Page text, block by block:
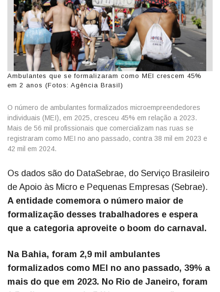
Ambulantes que se formalizaram como MEI crescem 45%
em 2 anos (Fotos: Agência Brasil)
O número de ambulantes formalizados microempreendedores
individuais (MEI), em 2025, cresceu 45% em relação a 2023.
Mais de 56 mil profissionais que comercializam nas ruas se
registraram como MEI no ano passado, contra 38 mil em 2023 e
42 mil em 2024.
Os dados são do DataSebrae, do Serviço Brasileiro
de Apoio às Micro e Pequenas Empresas (Sebrae).
A entidade comemora o número maior de
formalização desses trabalhadores e espera
que a categoria aproveite o boom do carnaval.
Na Bahia, foram 2,9 mil ambulantes
formalizados como MEI no ano passado, 39% a
mais do que em 2023. No Rio de Janeiro, foram